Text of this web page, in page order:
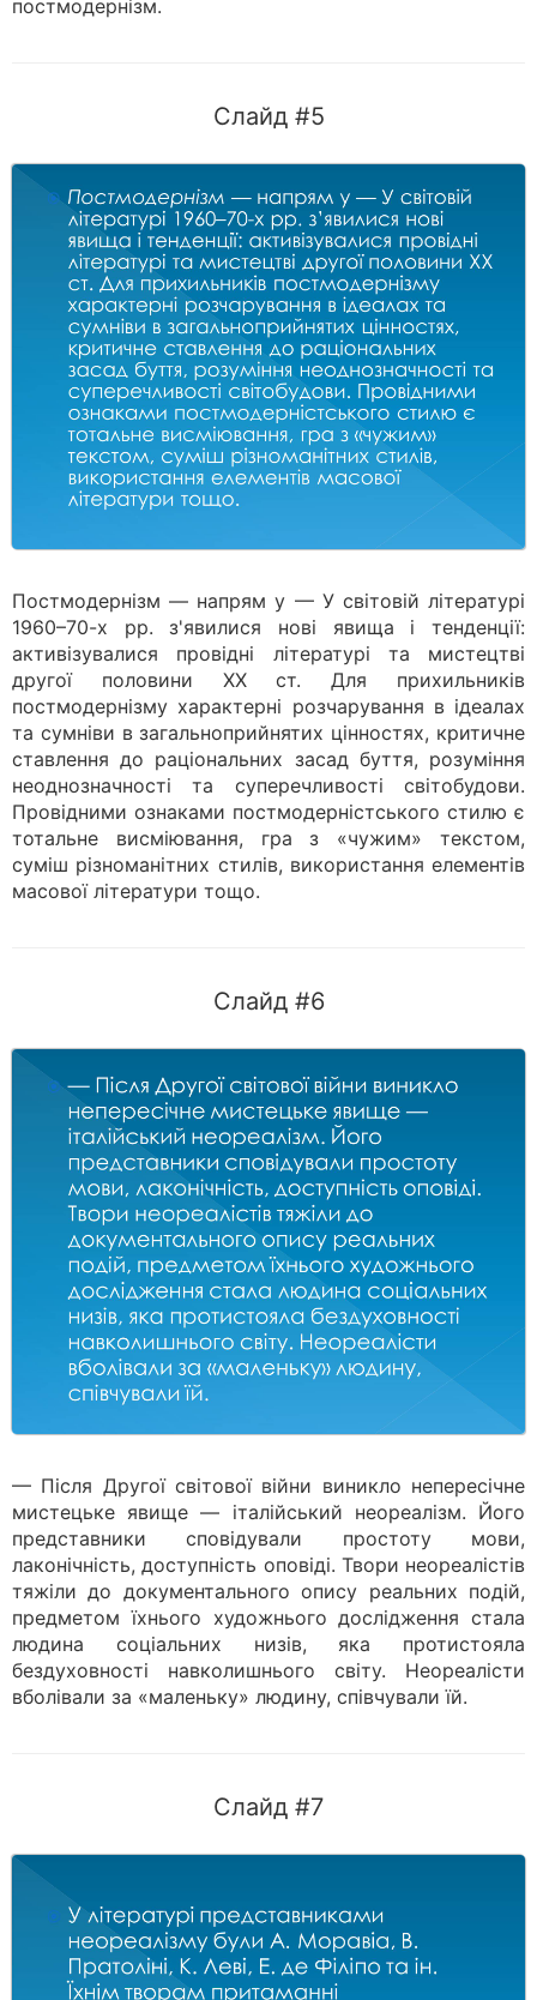
постмодернізм.
Слайд #5
Постмодернізм — напрям у — У світовій літературі
1960–70-х рр. з'явилися нові явища і тенденції:
активізувалися провідні літературі та мистецтві
другої половини ХХ ст. Для прихильників
постмодернізму характерні розчарування в ідеалах
та сумніви в загальноприйнятих цінностях, критичне
ставлення до раціональних засад буття, розуміння
неоднозначності та суперечливості світобудови.
Провідними ознаками постмодерністського стилю є
тотальне висміювання, гра з «чужим» текстом,
суміш різноманітних стилів, використання елементів
масової літератури тощо.
Слайд #6
— Після Другої світової війни виникло непересічне
мистецьке явище — італійський неореалізм. Його
представники сповідували простоту мови,
лаконічність, доступність оповіді. Твори неореалістів
тяжіли до документального опису реальних подій,
предметом їхнього художнього дослідження стала
людина соціальних низів, яка протистояла
бездуховності навколишнього світу. Неореалісти
вболівали за «маленьку» людину, співчували їй.
Слайд #7